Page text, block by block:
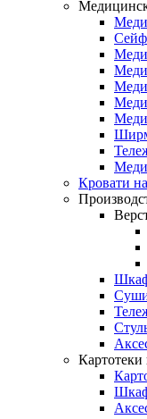
Кровати
Картотеки